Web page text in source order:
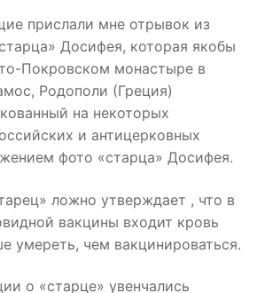
прислали мне отрывок из
Досифея, которая якобы
Покровском монастыре в
Родополи (Греция)
на некоторых
и антицерковных
фото «старца» Досифея.
ложно утверждает , что в
вакцины входит кровь
умереть, чем вакцинироваться.
о «старце» увенчались